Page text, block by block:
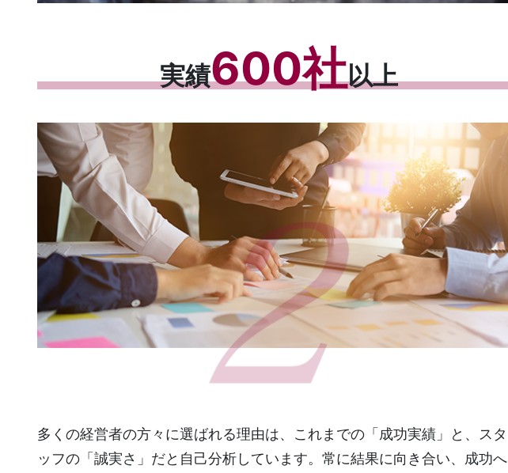
実績600社以上
多くの経営者の方々に選ばれる理由は、これまでの「成功実績」と、スタ
ッフの「誠実さ」だと自己分析しています。常に結果に向き合い、成功へ